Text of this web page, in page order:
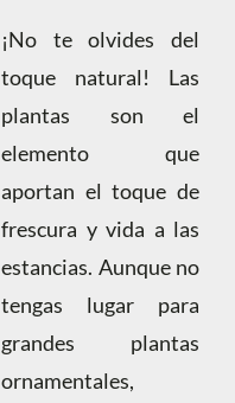
¡No te olvides del
toque natural! Las
plantas son el
elemento que
aportan el toque de
frescura y vida a las
estancias. Aunque no
tengas lugar para
grandes plantas
ornamentales,